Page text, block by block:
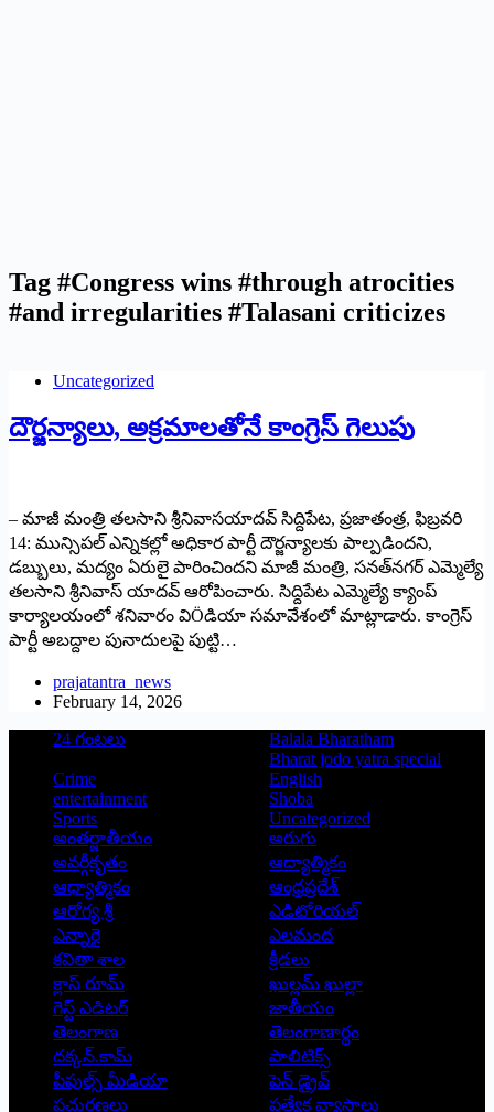
Tag #Congress wins #through atrocities
#and irregularities #Talasani criticizes
Uncategorized
దౌర్జన్యాలు, అక్రమాలతోనే కాంగ్రెస్ గెలుపు
– మాజీ మంత్రి తలసాని శ్రీనివాసయాదవ్ సిద్దిపేట, ప్రజాతంత్ర, ఫిబ్రవరి
14: మున్సిపల్ ఎన్నికల్లో అధికార పార్టీ దౌర్జన్యాలకు పాల్పడిందని,
డబ్బులు, మద్యం ఏరులై పారించిందని మాజీ మంత్రి, సనత్‌నగర్ ఎమ్మెల్యే
తలసాని శ్రీనివాస్ యాదవ్ ఆరోపించారు. సిద్దిపేట ఎమ్మెల్యే క్యాంప్
కార్యాలయంలో శనివారం విÖడియా సమావేశంలో మాట్లాడారు. కాంగ్రెస్
పార్టీ అబద్దాల పునాదులపై పుట్టి…
prajatantra_news
February 14, 2026
24 గంటలు
Balala Bharatham
Bharat jodo yatra special
Crime
English
entertainment
Shoba
Sports
Uncategorized
అంతర్జాతీయం
అరుగు
అవర్గీకృతం
ఆద్యాత్మికం
ఆధ్యాత్మికం
ఆంధ్రప్రదేశ్
ఆరోగ్య శ్రీ
ఎడిటోరియల్
ఎన్నారై
ఎలమంద
కవితా శాల
క్రీడలు
క్లాస్ రూమ్
ఖుల్లమ్ ఖుల్లా
గెస్ట్ ఎడిటర్
జాతీయం
తెలంగాణ
తెలంగాణార్థం
దక్కన్.కామ్
పాలిటిక్స్
పీపుల్స్ ‌మీడియా
పెన్ డ్రైవ్
ప్రచురణలు
ప్రత్యేక వ్యాసాలు